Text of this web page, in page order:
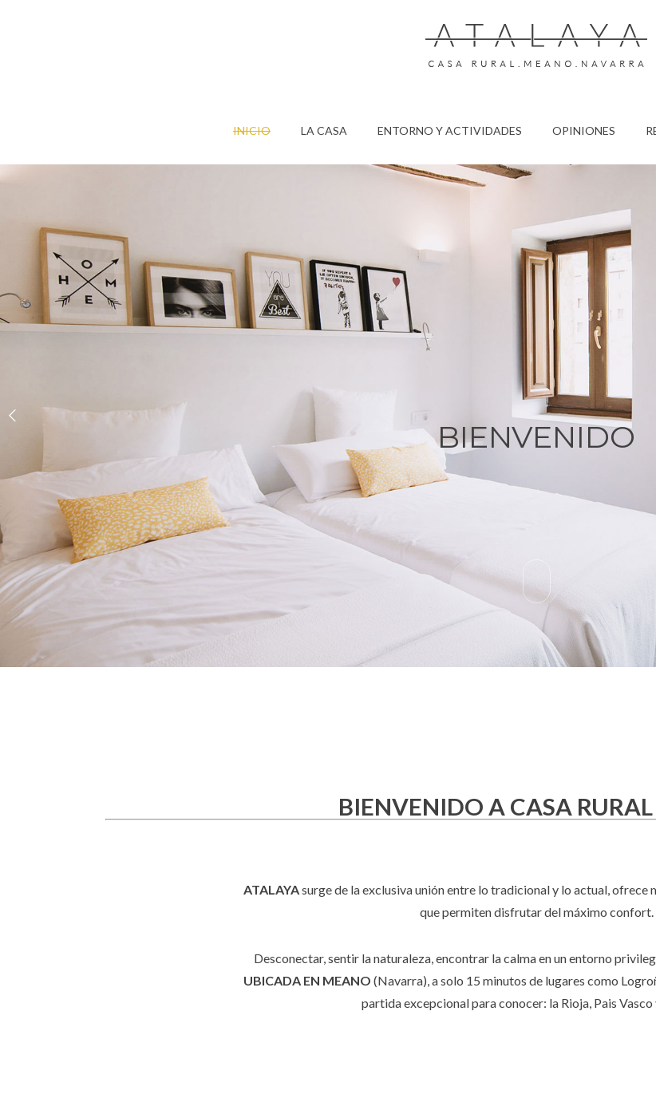
INICIO LA CASA ENTORNO Y ACTIVIDADES OPINIONES
BIENVENIDO
BIENVENIDO A CASA
ATALAYAsurge de la exclusiva unión entre lo tradicional y lo actual, ofrece
que permiten disfrutar del máximo confort.
Desconectar, sentir la naturaleza, encontrar la calma en un entorno
UBICADA EN MEANO (Navarra), a solo 15 minutos de lugares como
partida excepcional para conocer: la Rioja, Pais